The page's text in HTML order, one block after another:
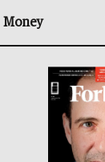
Money